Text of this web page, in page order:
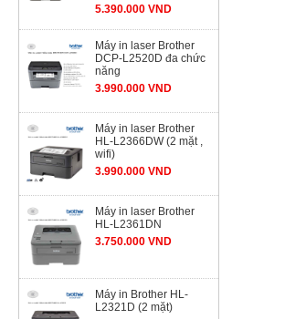
5.390.000 VND
Máy in laser Brother
DCP-L2520D đa chức
năng
3.990.000 VND
Máy in laser Brother
HL-L2366DW (2 mặt ,
wifi)
3.990.000 VND
Máy in laser Brother
HL-L2361DN
3.750.000 VND
Máy in Brother HL-
L2321D (2 mặt)